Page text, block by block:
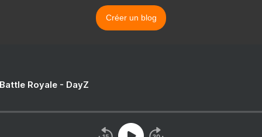
Créer un blog
Royale - DayZ